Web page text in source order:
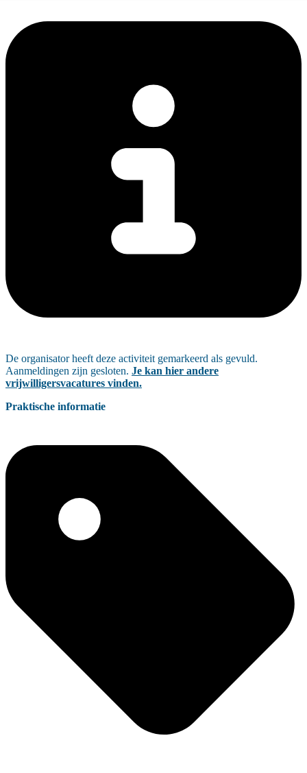
De organisator heeft deze activiteit gemarkeerd als gevuld.
Aanmeldingen zijn gesloten. Je kan hier andere
vrijwilligersvacatures vinden.
Praktische informatie